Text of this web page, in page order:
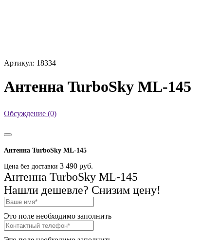
Артикул: 18334
Антенна TurboSky ML-145
Обсуждение (0)
Антенна TurboSky ML-145
Цена без доставки 3 490 руб.
Антенна TurboSky ML-145
Нашли дешевле? Снизим цену!
Это поле необходимо заполнить